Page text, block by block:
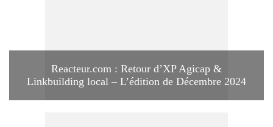
Reacteur.com : Retour d’XP Agicap &
Linkbuilding local – L’édition de Décembre 2024